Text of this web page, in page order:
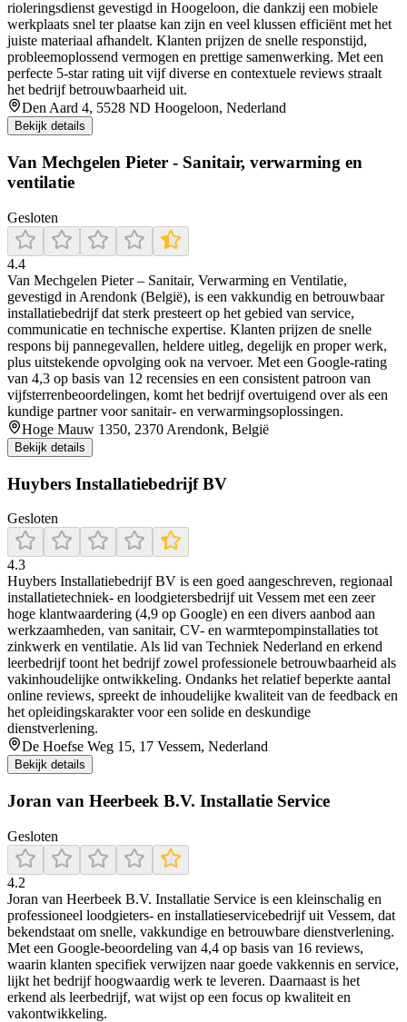
rioleringsdienst gevestigd in Hoogeloon, die dankzij een mobiele
werkplaats snel ter plaatse kan zijn en veel klussen efficiënt met het
juiste materiaal afhandelt. Klanten prijzen de snelle responstijd,
probleemoplossend vermogen en prettige samenwerking. Met een
perfecte 5‑star rating uit vijf diverse en contextuele reviews straalt
het bedrijf betrouwbaarheid uit.
Den Aard 4, 5528 ND Hoogeloon, Nederland
Bekijk details
Van Mechgelen Pieter - Sanitair, verwarming en
ventilatie
Gesloten
4.4
Van Mechgelen Pieter – Sanitair, Verwarming en Ventilatie,
gevestigd in Arendonk (België), is een vakkundig en betrouwbaar
installatiebedrijf dat sterk presteert op het gebied van service,
communicatie en technische expertise. Klanten prijzen de snelle
respons bij pannegevallen, heldere uitleg, degelijk en proper werk,
plus uitstekende opvolging ook na vervoer. Met een Google-rating
van 4,3 op basis van 12 recensies en een consistent patroon van
vijfsterrenbeoordelingen, komt het bedrijf overtuigend over als een
kundige partner voor sanitair- en verwarmingsoplossingen.
Hoge Mauw 1350, 2370 Arendonk, België
Bekijk details
Huybers Installatiebedrijf BV
Gesloten
4.3
Huybers Installatiebedrijf BV is een goed aangeschreven, regionaal
installatietechniek- en loodgietersbedrijf uit Vessem met een zeer
hoge klantwaardering (4,9 op Google) en een divers aanbod aan
werkzaamheden, van sanitair, CV- en warmtepompinstallaties tot
zinkwerk en ventilatie. Als lid van Techniek Nederland en erkend
leerbedrijf toont het bedrijf zowel professionele betrouwbaarheid als
vakinhoudelijke ontwikkeling. Ondanks het relatief beperkte aantal
online reviews, spreekt de inhoudelijke kwaliteit van de feedback en
het opleidingskarakter voor een solide en deskundige
dienstverlening.
De Hoefse Weg 15, 17 Vessem, Nederland
Bekijk details
Joran van Heerbeek B.V. Installatie Service
Gesloten
4.2
Joran van Heerbeek B.V. Installatie Service is een kleinschalig en
professioneel loodgieters- en installatieservicebedrijf uit Vessem, dat
bekendstaat om snelle, vakkundige en betrouwbare dienstverlening.
Met een Google-beoordeling van 4,4 op basis van 16 reviews,
waarin klanten specifiek verwijzen naar goede vakkennis en service,
lijkt het bedrijf hoogwaardig werk te leveren. Daarnaast is het
erkend als leerbedrijf, wat wijst op een focus op kwaliteit en
vakontwikkeling.